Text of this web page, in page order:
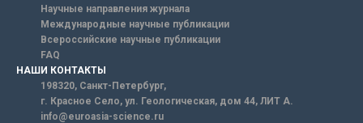
Научные направления журнала
Международные научные публикации
Всероссийские научные публикации
FAQ
НАШИ КОНТАКТЫ
198320, Санкт-Петербург,
г. Красное Село, ул. Геологическая, дом 44, ЛИТ А.
info@euroasia-science.ru